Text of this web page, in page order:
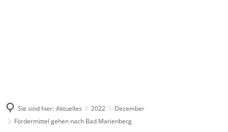
JUGENDATLAS WESTERWALD
BIOGRAFIE
REDENARCHIV INDIVIDUELLE BESUCHE
Sie sind hier: Aktuelles 2022
Dezember
Fördermittel gehen nach Bad Marienberg